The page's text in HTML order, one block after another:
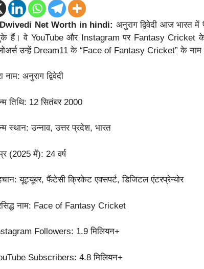
Net Worth in hindi: अनुराग द्विवेदी आज भारत
हैं। वे YouTube और Instagram पर Fantasy
उन्हें Dream11 के “Face of Fantasy Cricket” के
नाम: अनुराग द्विवेदी
तिथि: 12 सितंबर 2000
स्थान: उन्नाव, उत्तर प्रदेश, भारत
(2025 में): 24 वर्ष
यूट्यूबर, फैंटेसी क्रिकेट एक्सपर्ट, डिजिटल एंटरप्रेन्योर
नाम: Face of Fantasy Cricket
Followers: 1.9 मिलियन+
Subscribers: 4.8 मिलियन+